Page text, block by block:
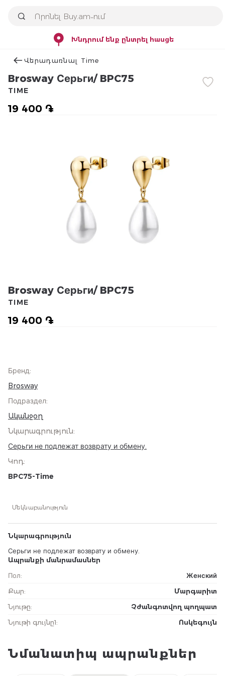
Խնդրում ենք ընտրել հասցե
Վերադառնալ Time
Brosway Серьги/ BPC75
19 400 ֏
TIME
Brosway Серьги/ BPC75
19 400 ֏
TIME
Бренд:
Brosway
Подраздел:
Ականջօղ
Նկարագրություն:
Серьги не подлежат возврату и обмену.
Կոդ:
BPC75-Time
Մեկնաբանություն
Նկարագրություն
Серьги не подлежат возврату и обмену.
Ապրանքի մանրամասներ
Пол:
Женский
Քար:
Մարգարիտ
Նյութը:
Չժանգոտվող պողպատ
Նյութի գույնը1: Ոսկեգույն
Նմանատիպ ապրանքներ